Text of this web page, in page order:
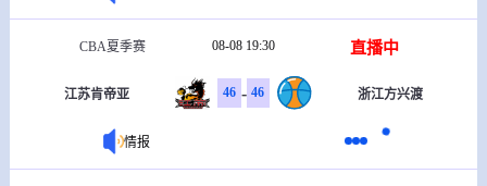
CBA夏季赛 08-08 19:30 直播中
江苏肯帝亚 46 - 46 浙江方兴渡
情报